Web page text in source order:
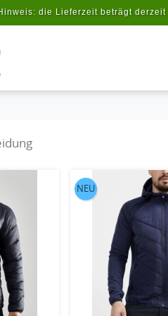
die Lieferzeit beträgt derzeit
NEU